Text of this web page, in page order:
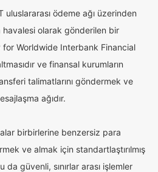
uluslararası ödeme ağı üzerinden
havalesi olarak gönderilen bir
Worldwide Interbank Financial
ve finansal kurumların
talimatlarını göndermek ve
ağıdır.
birbirlerine benzersiz para
ve almak için standartlaştırılmış
da güvenli, sınırlar arası işlemler